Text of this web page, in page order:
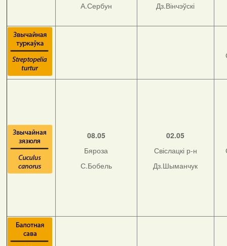
А.Сербун
Дз.Вінчэўскі
08.05
Бяроза
С.Бобель
02.05
Свіслацкі р-н
Дз.Шыманчук